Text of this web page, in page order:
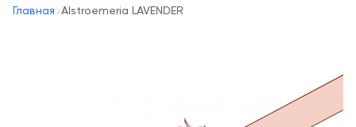
Главная Alstroemeria LAVENDER